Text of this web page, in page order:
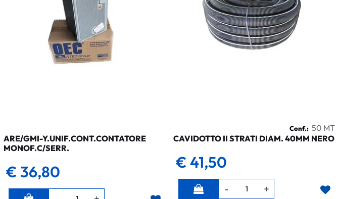
ARE/GMI-Y.UNIF.CONT.CONTATORE
MONOF.C/SERR.
€ 36,80
Quantità
Conf.: 50 MT
CAVIDOTTO II STRATI DIAM. 40MM NERO
€ 41,50
Quantità